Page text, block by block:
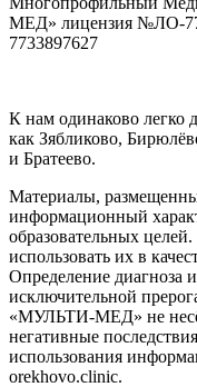
МЕД» лицензия №ЛО-
7733897627
К нам одинаково легко
как Зябликово,
и Братеево.
Материалы,
информационный
образовательных
использовать их в
Определение диагноза
исключительной
«МУЛЬТИ-МЕД» не
негативные
использования
orekhovo.clinic.